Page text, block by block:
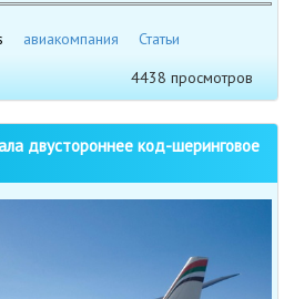
авиакомпания
Статьи
4438 просмотров
двустороннее код-шеринговое